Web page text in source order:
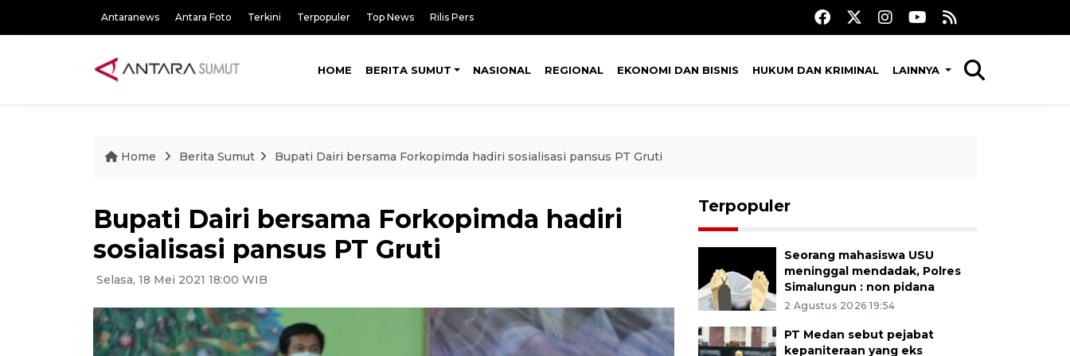
Antaranews Antara Foto Terkini Terpopuler Top News Rilis Pers
HOME BERITA SUMUT NASIONAL REGIONAL EKONOMI DAN BISNIS HUKUM DAN KRIMINAL LAINNYA
Home Berita Sumut Bupati Dairi bersama Forkopimda hadiri sosialisasi pansus PT Gruti
Bupati Dairi bersama Forkopimda hadiri
sosialisasi pansus PT Gruti
Selasa, 18 Mei 2021 18:00 WIB
Terpopuler
Seorang mahasiswa USU
meninggal mendadak, Polres
Simalungun : non pidana
2 Agustus 2026 19:54
PT Medan sebut pejabat
kepaniteraan yang eks